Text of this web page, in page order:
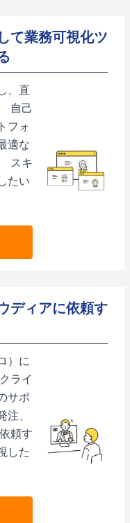
て業務可視化ツ
、直
自己
フォ
適な
スキ
たい
ディアに依頼す
）に
ライ
サポ
注、
頼す
した